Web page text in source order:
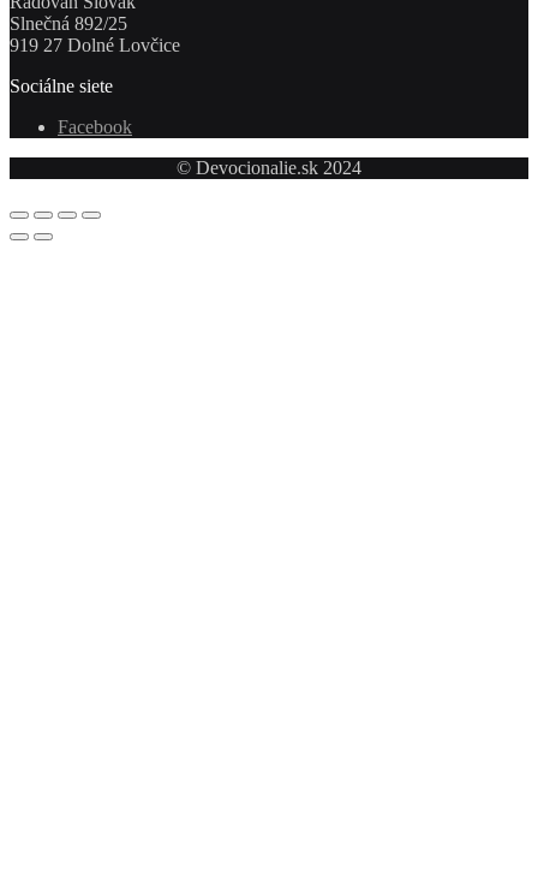
Slnečná 892/25
919 27 Dolné Lovčice
Sociálne siete
Facebook
© Devocionalie.sk 2024